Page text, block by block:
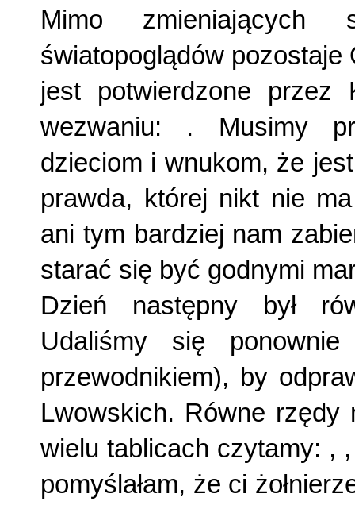
Mimo
światopoglądów pozo­staje
jest potwierdzone przez
wezwaniu: . Mu­simy
dzieciom i wnukom, że
prawda, której nikt nie
ani tym bardziej nam
starać się być godnymi
Dzień następny był
Udaliśmy się
przewodnikiem), by
Lwowskich. Równe rzędy
wielu tablicach czytamy: ,
pomyślałam, że ci